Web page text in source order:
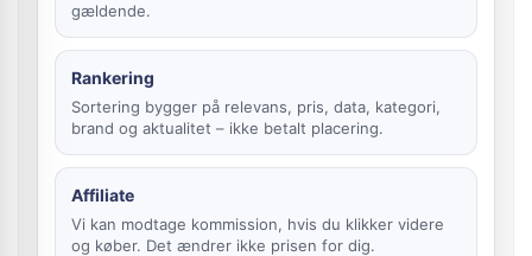
gældende.
Rankering
Sortering bygger på relevans, pris, data, kategori,
brand og aktualitet – ikke betalt placering.
Affiliate
Vi kan modtage kommission, hvis du klikker videre
og køber. Det ændrer ikke prisen for dig.